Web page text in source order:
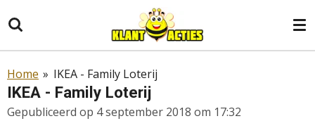
direct
naar
hoofdinhoud
Home » IKEA - Family Loterij
IKEA - Family Loterij
Gepubliceerd op 4 september 2018 om 17:32